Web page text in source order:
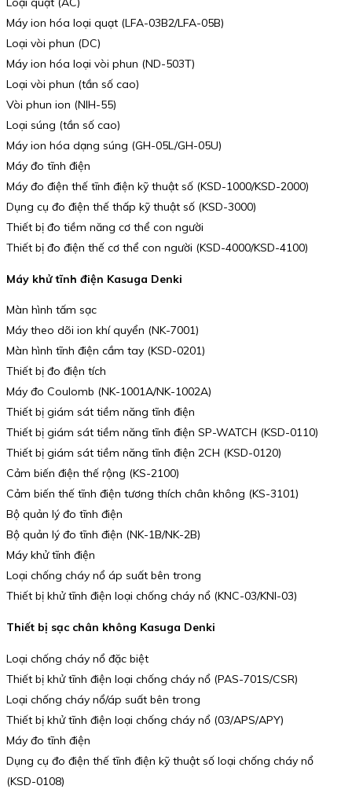
Máy ion hóa loại quạt (LFA-03B2/LFA-05B)
Loại vòi phun (DC)
Máy ion hóa loại vòi phun (ND-503T)
Loại vòi phun (tần số cao)
Vòi phun ion (NIH-55)
Loại súng (tần số cao)
Máy ion hóa dạng súng (GH-05L/GH-05U)
Máy đo tĩnh điện
Máy đo điện thế tĩnh điện kỹ thuật số (KSD-1000/KSD-2000)
Dụng cụ đo điện thế thấp kỹ thuật số (KSD-3000)
Thiết bị đo tiềm năng cơ thể con người
Thiết bị đo điện thế cơ thể con người (KSD-4000/KSD-4100)
Máy khử tĩnh điện Kasuga Denki
Màn hình tấm sạc
Máy theo dõi ion khí quyển (NK-7001)
Màn hình tĩnh điện cầm tay (KSD-0201)
Thiết bị đo điện tích
Máy đo Coulomb (NK-1001A/NK-1002A)
Thiết bị giám sát tiềm năng tĩnh điện
Thiết bị giám sát tiềm năng tĩnh điện SP-WATCH (KSD-0110)
Thiết bị giám sát tiềm năng tĩnh điện 2CH (KSD-0120)
Cảm biến điện thế rộng (KS-2100)
Cảm biến thế tĩnh điện tương thích chân không (KS-3101)
Bộ quản lý đo tĩnh điện
Bộ quản lý đo tĩnh điện (NK-1B/NK-2B)
Máy khử tĩnh điện
Loại chống cháy nổ áp suất bên trong
Thiết bị khử tĩnh điện loại chống cháy nổ (KNC-03/KNI-03)
Thiết bị sạc chân không Kasuga Denki
Loại chống cháy nổ đặc biệt
Thiết bị khử tĩnh điện loại chống cháy nổ (PAS-701S/CSR)
Loại chống cháy nổ/áp suất bên trong
Thiết bị khử tĩnh điện loại chống cháy nổ (03/APS/APY)
Máy đo tĩnh điện
Dụng cụ đo điện thế tĩnh điện kỹ thuật số loại chống cháy nổ
(KSD-0108)